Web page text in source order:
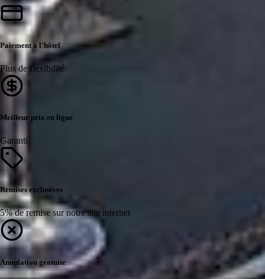
Paiement à l'hôtel
Plus de flexibilité
Meilleur prix en ligne
Garanti
Remises exclusives
5% de remise sur notre site internet
Annulation gratuite